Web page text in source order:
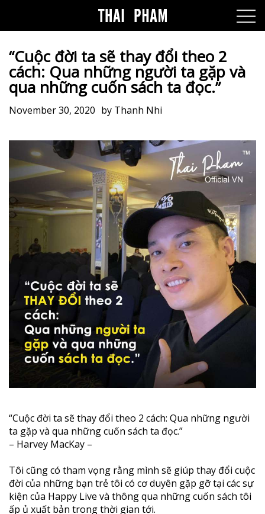
“Cuộc đời ta sẽ thay đổi theo 2
cách: Qua những người ta gặp và
qua những cuốn sách ta đọc.”
November 30, 2020 by Thanh Nhi
“Cuộc đời ta sẽ thay đổi theo 2 cách: Qua những người
ta gặp và qua những cuốn sách ta đọc.”
– Harvey MacKay –
Tôi cũng có tham vọng rằng mình sẽ giúp thay đổi cuộc
đời của những bạn trẻ tôi có cơ duyên gặp gỡ tại các sự
kiện của Happy Live và thông qua những cuốn sách tôi
ấp ủ xuất bản trong thời gian tới.